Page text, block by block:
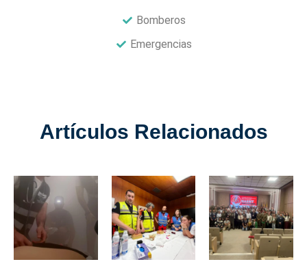
Bomberos
Emergencias
Artículos Relacionados